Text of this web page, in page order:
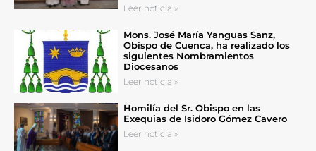
Leer noticia »
Mons. José María Yanguas Sanz,
Obispo de Cuenca, ha realizado los
siguientes Nombramientos
Diocesanos
Leer noticia »
Homilía del Sr. Obispo en las
Exequias de Isidoro Gómez Cavero
Leer noticia »